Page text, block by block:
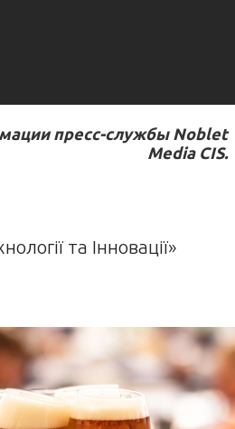
пресс-службы Noblet
Media CIS.
та Інновації»